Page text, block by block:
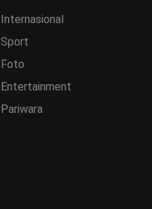
Internasional
Sport
Foto
Entertainment
Pariwara